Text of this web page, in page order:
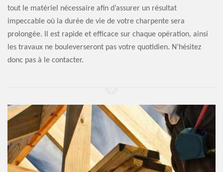
tout le matériel nécessaire afin d’assurer un résultat
impeccable où la durée de vie de votre charpente sera
prolongée. Il est rapide et efficace sur chaque opération, ainsi
les travaux ne bouleverseront pas votre quotidien. N’hésitez
donc pas à le contacter.